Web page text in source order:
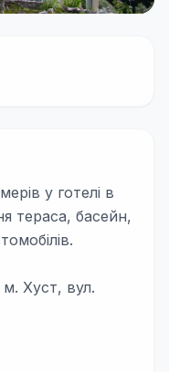
у готелі в
тераса, басейн,
м. Хуст, вул.